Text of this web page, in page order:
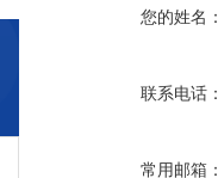
您的姓名：
联系电话：
常用邮箱：